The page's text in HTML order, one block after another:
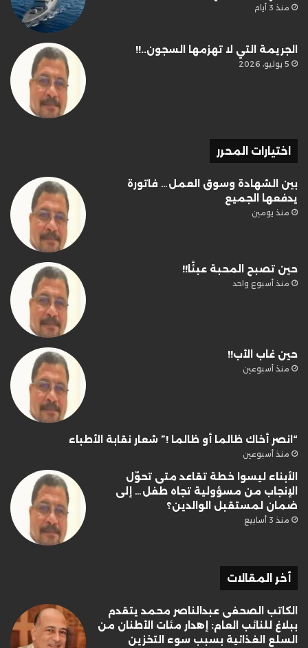
منذ 3 أيام
الجريمة التي لا تهزمها السجون..!!
5 يوليو، 2026
اختيارات المحرر
بين الشهادة وسوق العمل… فاتورة
يدفعها الجميع
منذ يومين
حين تصبح المحبة عبئًا!!
منذ أسبوع واحد
حين غاب الأب!!
منذ أسبوعين
“انصر أخاك ظالما أو ظالما !” شعار نقابة الأطباء
منذ أسبوعين
الأبناء ليسوا خطة تقاعد متى تحوّل
الإنجاب من مسؤولية تجاه طفل… إلى
ضمان لمستقبل الوالدين؟
منذ 3 أسابيع
أخر المقالات
الكاتب الصحفى عبدالناصر محمد يتقدم
ببلاغ للنائب العام: إهدار مئات الأطنان من
السلع الغذائية بسبب سوء التخزين